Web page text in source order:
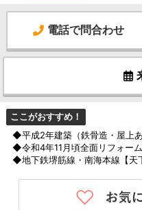
電話で問合わせ
ここがおすすめ！
◆平成2年建築（鉄骨造・屋上
◆令和4年11月頃全面リフォーム
◆地下鉄堺筋線・南海本線【天